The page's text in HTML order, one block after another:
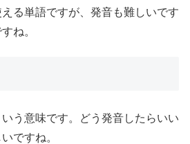
る単語ですが、発音も難しいです
ね。
いう意味です。どう発音したらいい
ですね。